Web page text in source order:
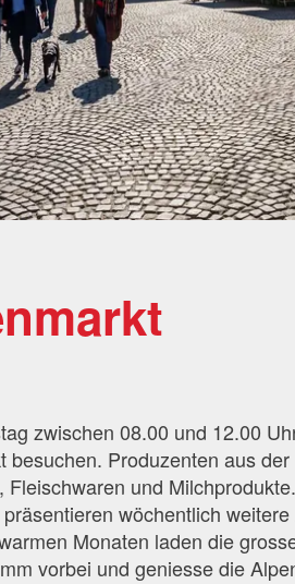
zwischen 08.00 und 12.00
besuchen. Produzenten aus
Fleischwaren und
wöchentlich
Monaten laden die
vorbei und geniesse die